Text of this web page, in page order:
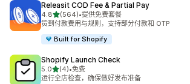
Releasit COD Fee & Partial Pay
4.8星（满分 5 星）
(564)
总共 564 条评论
•提供免费套餐
货到付款费用与规则，支持部分付款和 OTP
Built for Shopify
Shopify Launch Check
5.0星（满分 5 星）
(4)
总共 4 条评论
•免费
运行全店检查，确保做好发布准备